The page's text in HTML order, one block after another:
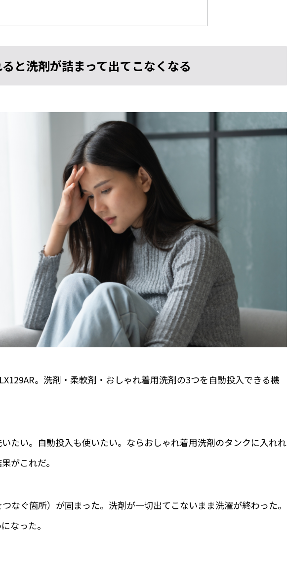
と洗剤が詰まって出てこなくなる
。洗剤・柔軟剤・おしゃれ着用洗剤の3つを自動投入できる機
たい。自動投入も使いたい。ならおしゃれ着用洗剤のタンクに入れれ
がこれだ。
なぐ箇所）が固まった。洗剤が一切出てこないまま洗濯が終わった。
なった。